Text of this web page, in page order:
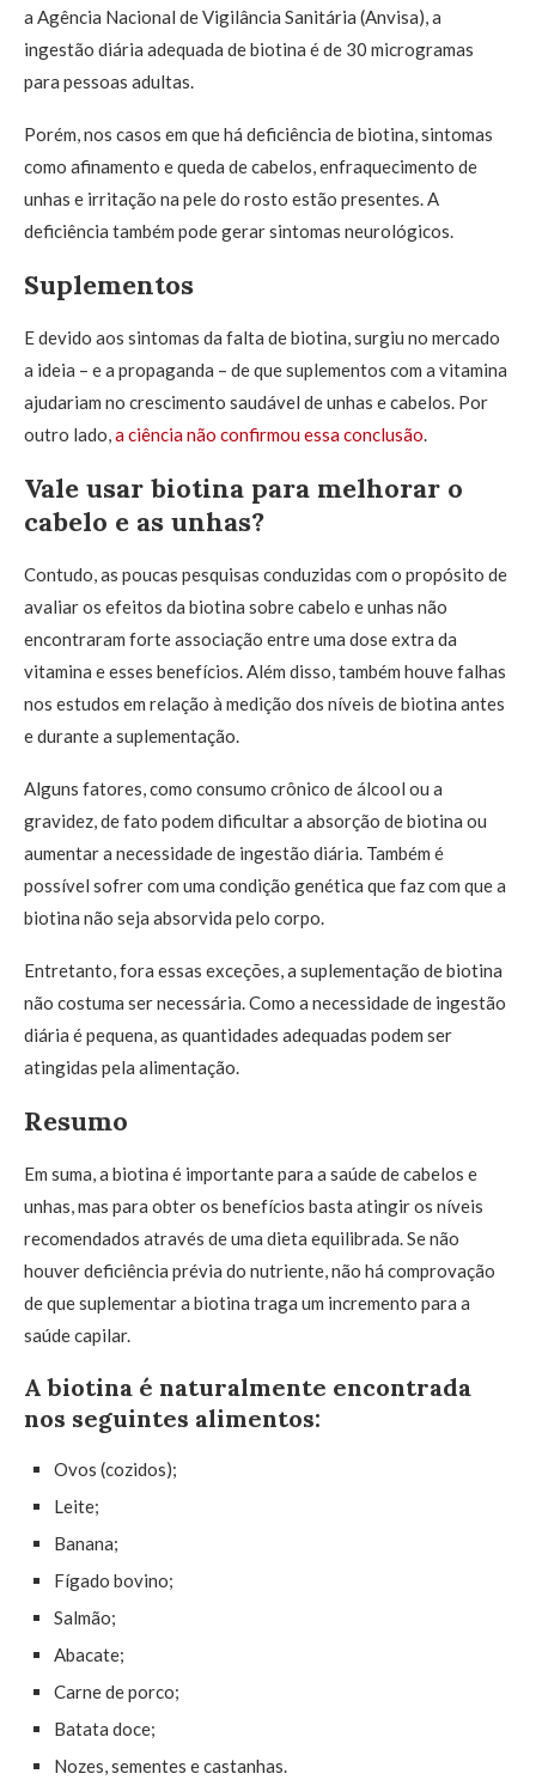
a Agência Nacional de Vigilância Sanitária (Anvisa), a
ingestão diária adequada de biotina é de 30 microgramas
para pessoas adultas.
Porém, nos casos em que há deficiência de biotina, sintomas
como afinamento e queda de cabelos, enfraquecimento de
unhas e irritação na pele do rosto estão presentes. A
deficiência também pode gerar sintomas neurológicos.
Suplementos
E devido aos sintomas da falta de biotina, surgiu no mercado
a ideia – e a propaganda – de que suplementos com a vitamina
ajudariam no crescimento saudável de unhas e cabelos. Por
outro lado,a ciência não confirmou essa conclusão.
Vale usar biotina para melhorar o
cabelo e as unhas?
Contudo, as poucas pesquisas conduzidas com o propósito de
avaliar os efeitos da biotina sobre cabelo e unhas não
encontraram forte associação entre uma dose extra da
vitamina e esses benefícios. Além disso, também houve falhas
nos estudos em relação à medição dos níveis de biotina antes
e durante a suplementação.
Alguns fatores, como consumo crônico de álcool ou a
gravidez, de fato podem dificultar a absorção de biotina ou
aumentar a necessidade de ingestão diária. Também é
possível sofrer com uma condição genética que faz com que a
biotina não seja absorvida pelo corpo.
Entretanto, fora essas exceções, a suplementação de biotina
não costuma ser necessária. Como a necessidade de ingestão
diária é pequena, as quantidades adequadas podem ser
atingidas pela alimentação.
Resumo
Em suma, a biotina é importante para a saúde de cabelos e
unhas, mas para obter os benefícios basta atingir os níveis
recomendados através de uma dieta equilibrada. Se não
houver deficiência prévia do nutriente, não há comprovação
de que suplementar a biotina traga um incremento para a
saúde capilar.
A biotina é naturalmente encontrada
nos seguintes alimentos:
Ovos (cozidos);
Leite;
Banana;
Fígado bovino;
Salmão;
Abacate;
Carne de porco;
Batata doce;
Nozes, sementes e castanhas.